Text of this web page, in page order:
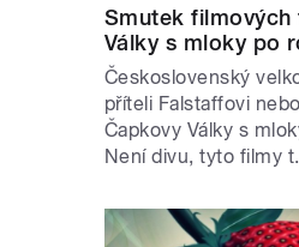
Smutek filmových
Války s mloky po
Československý
příteli Falstaffovi
Čapkovy Války s
Není divu, tyto filmy